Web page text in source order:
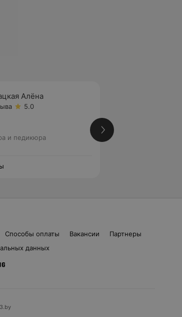
Алёна
5.0
и педикюра
Способы оплаты Вакансии
Партнеры
данных